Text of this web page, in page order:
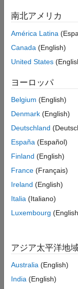
南北アメリカ
América Latina
Canada (English)
United States
ヨーロッパ
Belgium (English)
Denmark (English)
Deutschland
España (Español)
Finland (English)
France (Français)
Ireland (English)
Italia (Italiano)
Luxembourg
アジア太平洋地
Australia (English)
India (English)
トラストセンター
違法コピー防止
© 1994-2026 The